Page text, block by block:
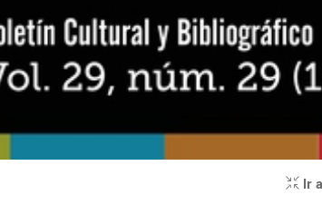
Ir